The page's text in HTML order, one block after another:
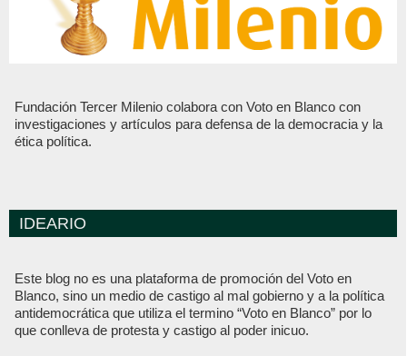
Fundación Tercer Milenio colabora con Voto en Blanco con
investigaciones y artículos para defensa de la democracia y la
ética política.
IDEARIO
Este blog no es una plataforma de promoción del Voto en
Blanco, sino un medio de castigo al mal gobierno y a la política
antidemocrática que utiliza el termino “Voto en Blanco” por lo
que conlleva de protesta y castigo al poder inicuo.